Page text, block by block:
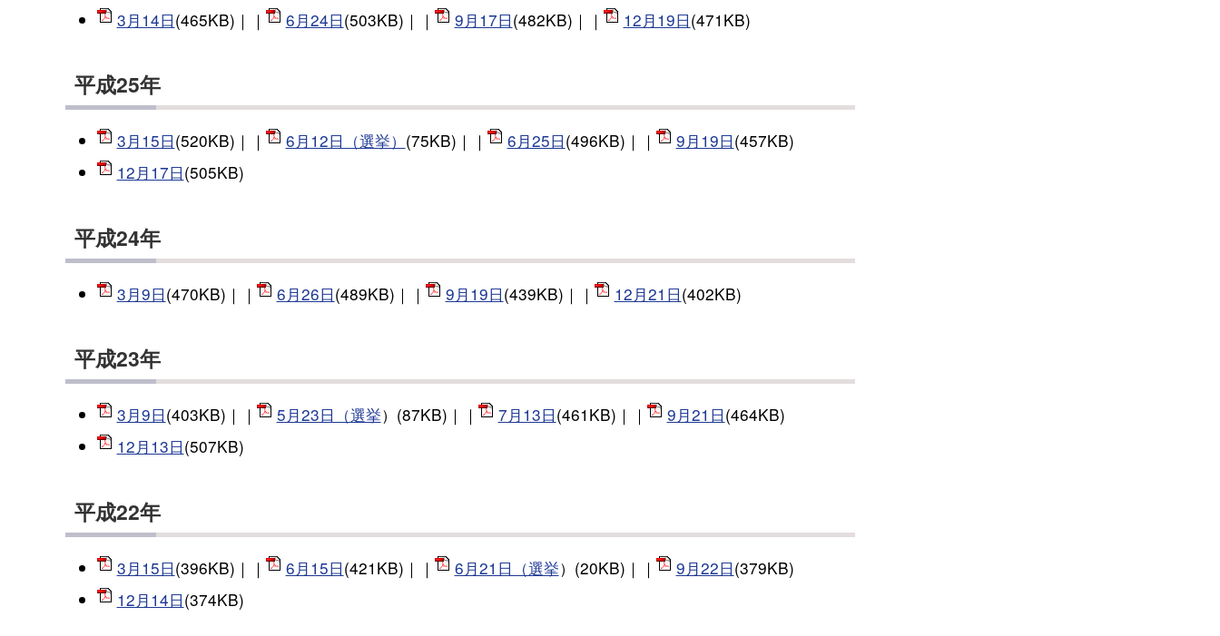
3月14日(465KB)｜｜ 6月24日(503KB)｜｜ 9月17日(482KB)｜｜ 12月19日(471KB)
平成25年
3月15日(520KB)｜｜ 6月12日（選挙） (75KB)｜｜ 6月25日(496KB)｜｜ 9月19日(457KB)
12月17日(505KB)
平成24年
3月9日(470KB)｜｜ 6月26日(489KB)｜｜ 9月19日(439KB)｜｜ 12月21日(402KB)
平成23年
3月9日(403KB)｜｜ 5月23日（選挙）(87KB)｜｜ 7月13日(461KB)｜｜ 9月21日(464KB)
12月13日(507KB)
平成22年
3月15日(396KB)｜｜ 6月15日(421KB)｜｜ 6月21日（選挙）(20KB)｜｜ 9月22日(379KB)
12月14日(374KB)